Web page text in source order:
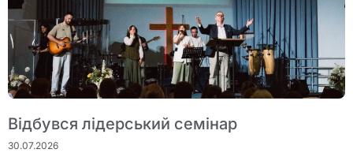
Відбувся лідерський семінар
30.07.2026